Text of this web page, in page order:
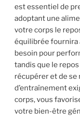
est essentiel de
adoptant une
votre corps le
équilibrée fournira
besoin pour
tandis que le
récupérer et de se
d’entraînement
corps, vous
votre bien-être